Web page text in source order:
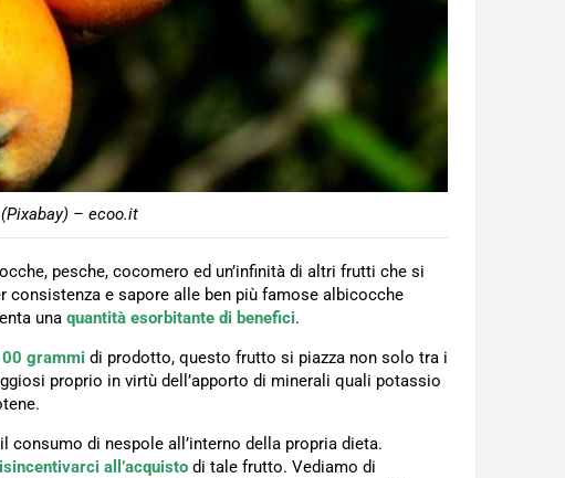
– ecoo.it
pesche, cocomero ed un’infinità di altri frutti che si
consistenza e sapore alle ben più famose albicocche
una quantità esorbitante di benefici.
grammi di prodotto, questo frutto si piazza non solo tra i
proprio in virtù dell’apporto di minerali quali potassio
di nespole all’interno della propria dieta.
all’acquisto di tale frutto. Vediamo di